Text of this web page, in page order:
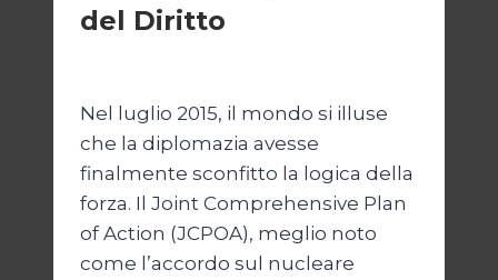
del Diritto
Nel luglio 2015, il mondo si illuse
che la diplomazia avesse
finalmente sconfitto la logica della
forza. Il Joint Comprehensive Plan
of Action (JCPOA), meglio noto
come l’accordo sul nucleare